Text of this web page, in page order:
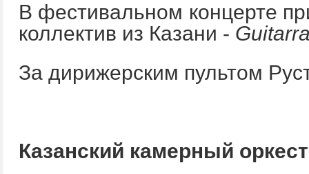
В фестивальном концерте
коллектив из Казани -
За дирижерским пультом
Казанский камерный